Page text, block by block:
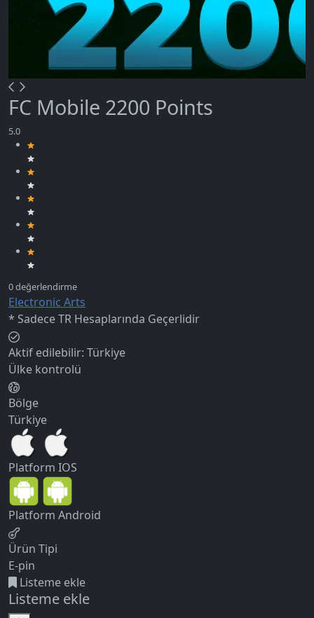
FC Mobile 2200 Points
Electronic Arts
* Sadece TR Hesaplarında Geçerlidir
Aktif edilebilir: Türkiye
Ülke kontrolü
Bölge
Türkiye
Platform IOS
Platform Android
Ürün Tipi
E-pin
Listeme ekle
Listeme ekle